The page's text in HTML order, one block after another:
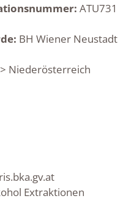
ATU731
BH Wiener Neustadt
Niederösterreich
Extraktionen